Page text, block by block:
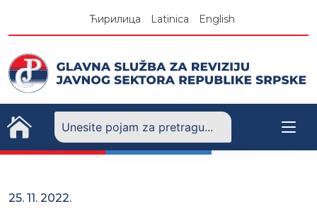
Ћирилица Latinica English
25. 11. 2022.